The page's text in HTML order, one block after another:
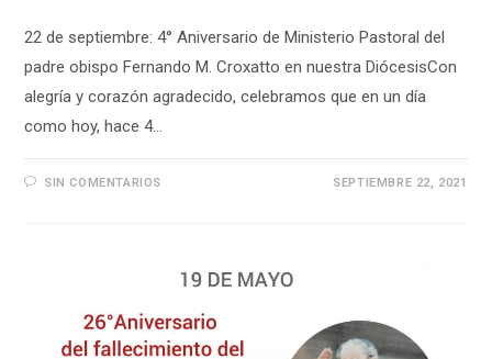
22 de septiembre: 4° Aniversario de Ministerio Pastoral del
padre obispo Fernando M. Croxatto en nuestra DiócesisCon
alegría y corazón agradecido, celebramos que en un día
como hoy, hace 4…
SIN COMENTARIOS SEPTIEMBRE 22, 2021